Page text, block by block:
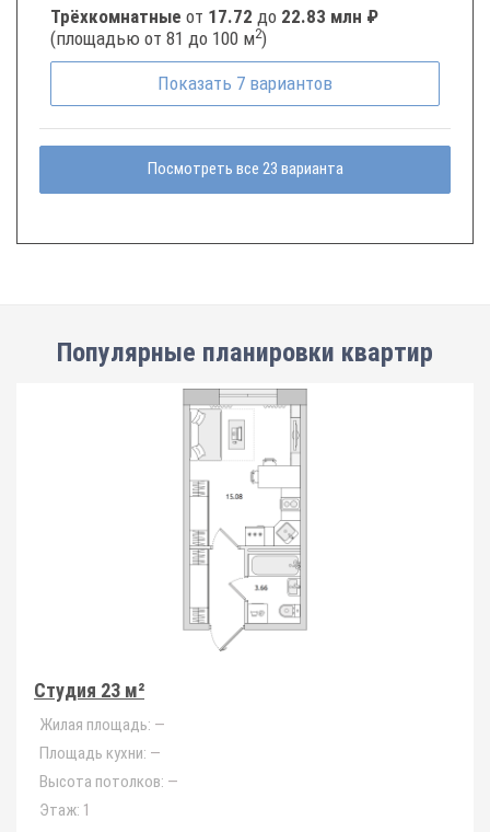
Трёхкомнатные от 17.72 до 22.83 млн ₽
(площадью от 81 до 100 м2)
Показать 7 вариантов
Посмотреть все 23 варианта
Популярные планировки квартир
Студия 23 м²
Жилая площадь: —
Площадь кухни: —
Высота потолков: —
Этаж: 1